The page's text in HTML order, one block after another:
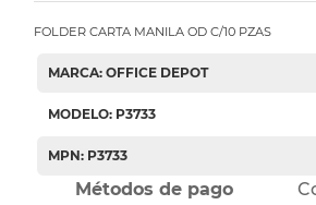
FOLDER CARTA MANILA OD C/10 PZAS
MARCA: OFFICE DEPOT
MODELO: P3733
MPN: P3733
Métodos de pago